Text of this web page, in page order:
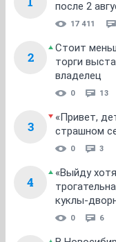
после 2
17 411
2
Стоит
торги
владелец
0 13
3
«Привет,
страшном
0 3
4
«Выйду
куклы-
0 6